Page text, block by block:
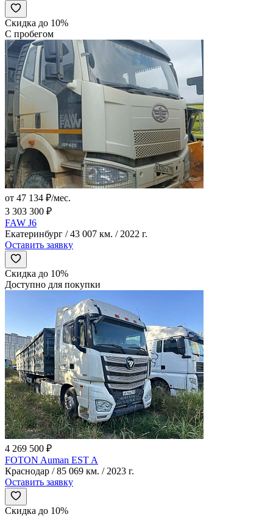
Скидка до 10%
С пробегом
от 47 134 ₽/мес.
3 303 300 ₽
FAW J6
Екатеринбург / 43 007 км. / 2022 г.
Оставить заявку
Скидка до 10%
Доступно для покупки
4 269 500 ₽
FOTON Auman EST A
Краснодар / 85 069 км. / 2023 г.
Оставить заявку
Скидка до 10%